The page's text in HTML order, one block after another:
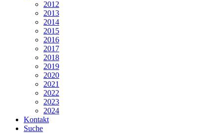
2012
2013
2014
2015
2016
2017
2018
2019
2020
2021
2022
2023
2024
Kontakt
Suche